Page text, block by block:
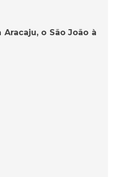
Aracaju, o São João à